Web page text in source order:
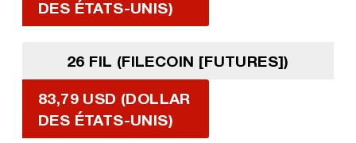
DES ÉTATS-UNIS)
26 FIL (FILECOIN [FUTURES])
83,79 USD (DOLLAR
DES ÉTATS-UNIS)